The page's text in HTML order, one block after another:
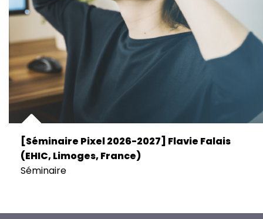
[Séminaire Pixel 2026-2027] Flavie Falais
(EHIC, Limoges, France)
Séminaire